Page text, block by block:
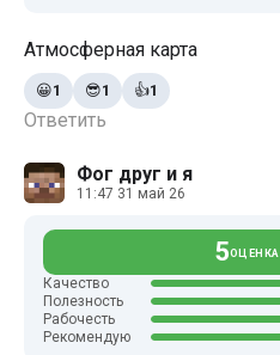
Атмосферная карта
Ответить
😀1 😎1 👍1
Фог друг и я
11:47 31 май 26
5ОЦЕНКА
Качество
Полезность
Рабочесть
Рекомендую